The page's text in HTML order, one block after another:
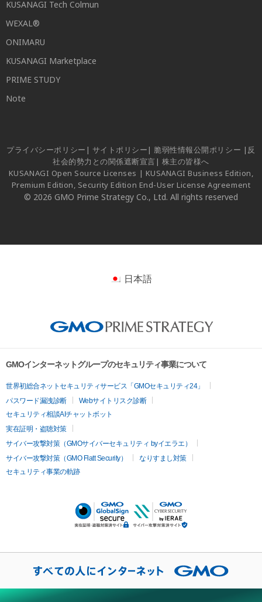
KUSANAGI Tech Colmun
WEXAL®
ONIMARU
KUSANAGI Marketplace
PRIME STUDY
Note
プライバシーポリシー | サイトポリシー | 脆弱性情報公開ポリシー | 反
社会的勢力との関係遮断宣言 | 株主の皆様へ
KUSANAGI Open Source Licenses | KUSANAGI Business Edition,
Premium Edition, Security Edition End-User License Agreement
© 2026 GMO Prime Strategy Co., Ltd. All rights reserved
当社では、お客様に当社のウェブサイトを快適にご利用いただく
ために、クッキーを使用しています。
日本語
GMOインターネットグループのセキュリティ事業について
世界初総合ネットセキュリティサービス「GMOセキュリティ24」
パスワード漏洩診断
Webサイトリスク診断
セキュリティ相談AIチャットボット
実在証明・盗聴対策
サイバー攻撃対策（GMOサイバーセキュリティ byイエラエ）
サイバー攻撃対策（GMO Flatt Security）
なりすまし対策
セキュリティ事業の軌跡